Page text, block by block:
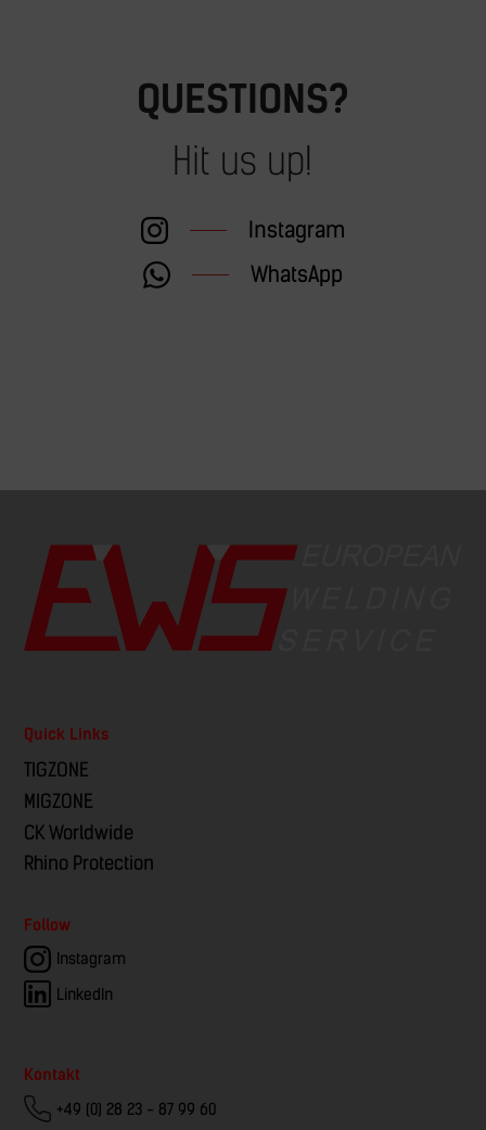
QUESTIONS?
Hit us up!
Instagram
WhatsApp
Quick Links
TIGZONE
MIGZONE
CK Worldwide
Rhino Protection
Follow
Instagram
LinkedIn
Kontakt
+49 (0) 28 23 - 87 99 60